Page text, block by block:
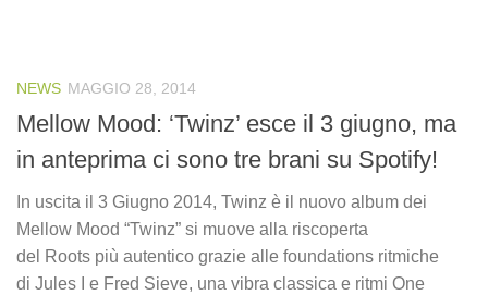
NEWS MAGGIO 28, 2014
Mellow Mood: ‘Twinz’ esce il 3 giugno, ma
in anteprima ci sono tre brani su Spotify!
In uscita il 3 Giugno 2014, Twinz è il nuovo album dei
Mellow Mood “Twinz” si muove alla riscoperta
del Roots più autentico grazie alle foundations ritmiche
di Jules I e Fred Sieve, una vibra classica e ritmi One